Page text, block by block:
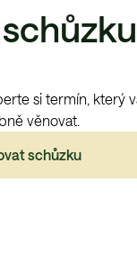
si termín, který
věnovat.
schůzku